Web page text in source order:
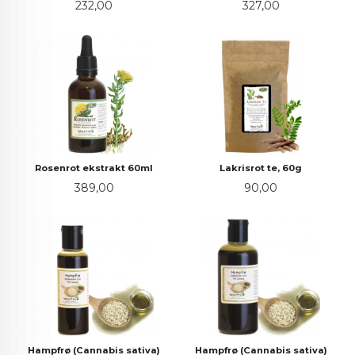
Pris
232,00 Pris
327,00
Rosenrot ekstrakt 60ml
Pris
389,00
Lakrisrot te, 60g
Pris
90,00
Hampfrø (Cannabis sativa) Hampfrø (Cannabis sativa)